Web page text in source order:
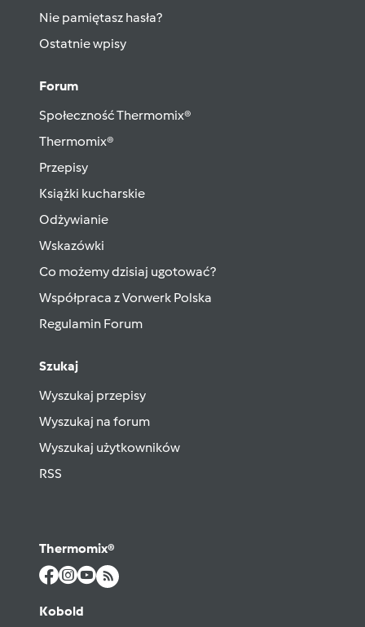
Nie pamiętasz hasła?
Ostatnie wpisy
Forum
Społeczność Thermomix®
Thermomix®
Przepisy
Książki kucharskie
Odżywianie
Wskazówki
Co możemy dzisiaj ugotować?
Współpraca z Vorwerk Polska
Regulamin Forum
Szukaj
Wyszukaj przepisy
Wyszukaj na forum
Wyszukaj użytkowników
RSS
Thermomix®
Kobold